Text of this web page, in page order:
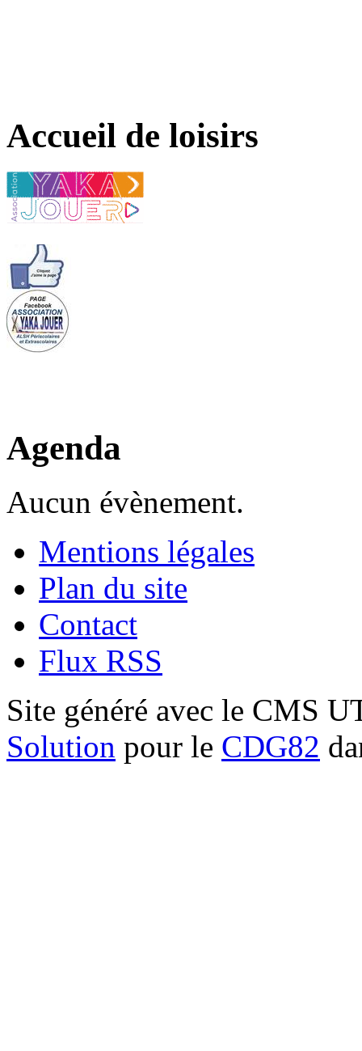
Accueil de loisirs
Agenda
Aucun évènement.
Mentions légales
Plan du site
Contact
Flux RSS
Site généré avec le CMS
Solution pour le CDG82